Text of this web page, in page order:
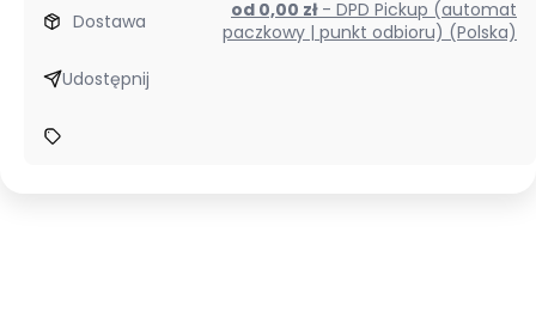
Dostawa od 0,00 zł - DPD Pickup (automat
paczkowy | punkt odbioru) (Polska)
Udostępnij